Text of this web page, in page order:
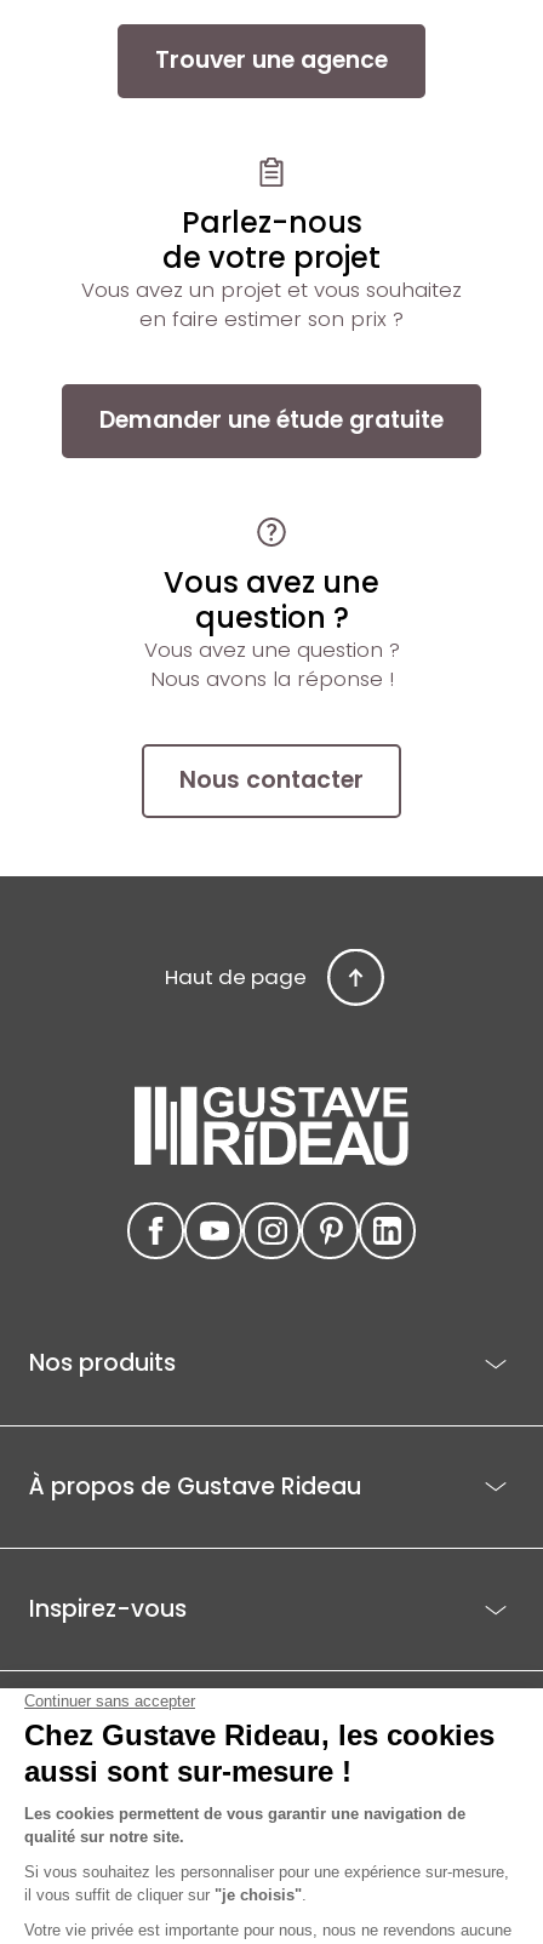
Trouver une agence
Parlez-nous
de votre projet
Vous avez un projet et vous souhaitez
en faire estimer son prix ?
Demander une étude gratuite
Vous avez une
question ?
Vous avez une question ?
Nous avons la réponse !
Nous contacter
Haut de page
Nos produits
À propos de Gustave Rideau
Inspirez-vous
Je suis déjà client
Gustave Rideau pour les pros
ACTI EST - PARC ÉCO 85.1, ROUTE DE BEAUTOUR - 85036 LA ROCHE-